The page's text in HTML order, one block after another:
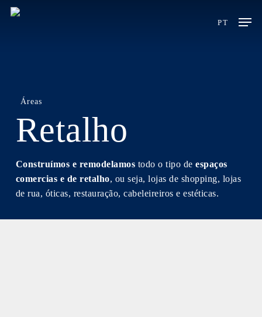
Skip
PT
Áreas
Retalho
Construímos e remodelamos todo o tipo deespaços
comercias e de retalho, ou seja, lojas de shopping, lojas
de rua, óticas, restauração, cabeleireiros e estéticas.